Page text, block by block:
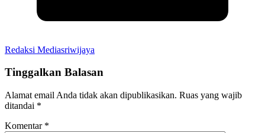
Redaksi Mediasriwijaya
Tinggalkan Balasan
Alamat email Anda tidak akan dipublikasikan. Ruas yang wajib
ditandai *
Komentar *